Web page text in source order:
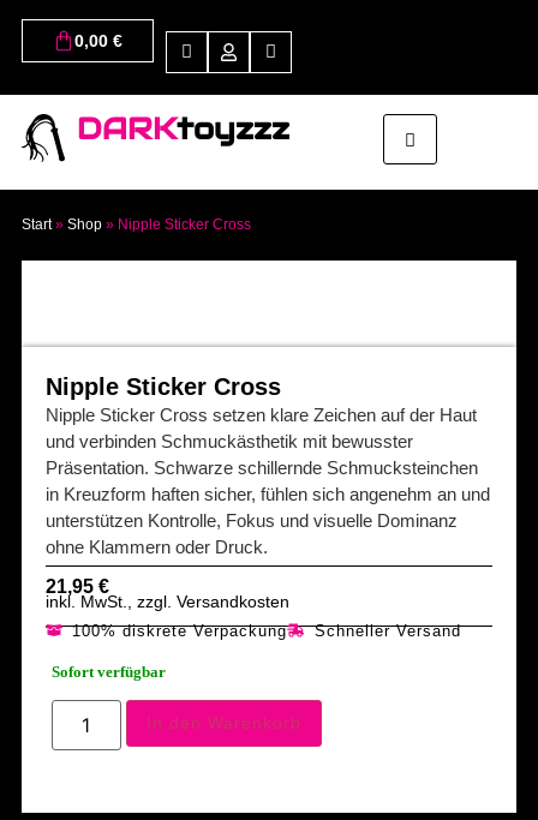
0,00 €
DARKtoyzzz
Start» Shop» Nipple Sticker Cross
Nipple Sticker Cross
Nipple Sticker Cross setzen klare Zeichen auf der Haut
und verbinden Schmuckästhetik mit bewusster
Präsentation. Schwarze schillernde Schmucksteinchen
in Kreuzform haften sicher, fühlen sich angenehm an und
unterstützen Kontrolle, Fokus und visuelle Dominanz
ohne Klammern oder Druck.
21,95 €
inkl. MwSt., zzgl. Versandkosten
100% diskrete Verpackung Schneller Versand
Sofort verfügbar
In den Warenkorb